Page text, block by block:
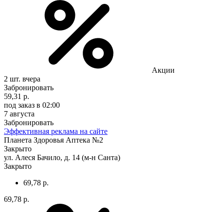
Акции
2 шт. вчера
Забронировать
59,31 р.
под заказ в 02:00
7 августа
Забронировать
Эффективная реклама на сайте
Планета Здоровья Аптека №2
Закрыто
ул. Алеся Бачило, д. 14 (м-н Санта)
Закрыто
69,78 р.
69,78 р.